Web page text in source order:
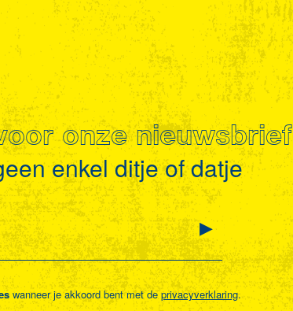
onze nieuwsbrief
enkel ditje of datje
wanneer je akkoord bent met deprivacyverklaring.